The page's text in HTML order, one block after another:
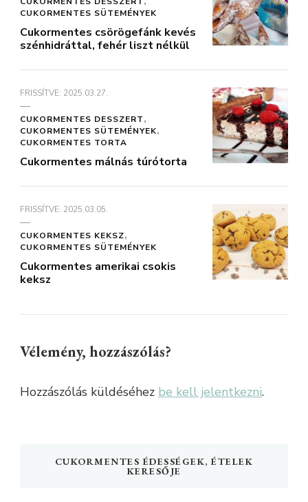
CUKORMENTES SÜTEMÉNYEK
Cukormentes csörögefánk kevés
szénhidráttal, fehér liszt nélkül
FRISSÍTVE: 2025.03.27.
CUKORMENTES DESSZERT
CUKORMENTES SÜTEMÉNYEK
CUKORMENTES TORTA
Cukormentes málnás túrótorta
FRISSÍTVE: 2025.03.05.
CUKORMENTES KEKSZ
CUKORMENTES SÜTEMÉNYEK
Cukormentes amerikai csokis
keksz
Vélemény, hozzászólás?
Hozzászólás küldéséhez be kell jelentkezni.
CUKORMENTES ÉDESSÉGEK, ÉTELEK
KERESŐJE